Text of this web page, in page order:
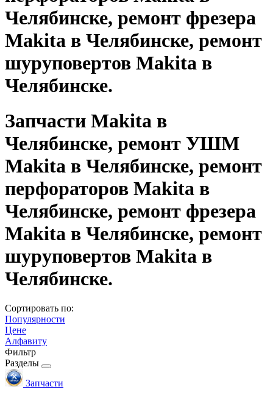
Челябинске, ремонт фрезера
Makita в Челябинске, ремонт
шуруповертов Makita в
Челябинске.
Запчасти Makita в
Челябинске, ремонт УШМ
Makita в Челябинске, ремонт
перфораторов Makita в
Челябинске, ремонт фрезера
Makita в Челябинске, ремонт
шуруповертов Makita в
Челябинске.
Сортировать по:
Популярности
Цене
Алфавиту
Фильтр
Разделы
Запчасти